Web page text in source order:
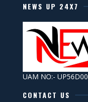
NEWS UP 24X7
UAM NO:-
CONTACT US